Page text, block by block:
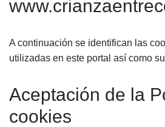
A continuación se identifican las
utilizadas en este portal así como
Aceptación de la
cookies